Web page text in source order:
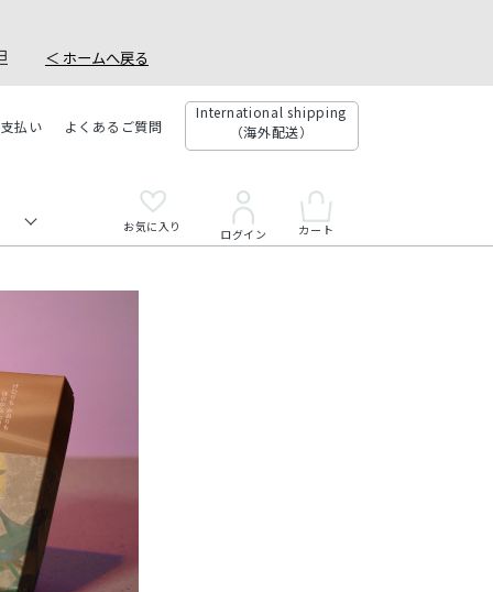
＜ ホームへ戻る
払い よくあるご質問
International shipping
（海外配送）
お気に入り ログイン カート